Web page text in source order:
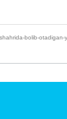
bolib-otadigan-